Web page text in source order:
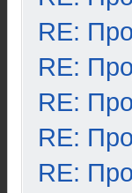
RE:
RE:
RE:
RE:
RE: